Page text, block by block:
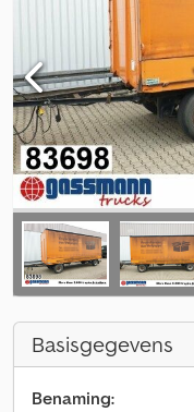
Basisgegevens
Benaming: